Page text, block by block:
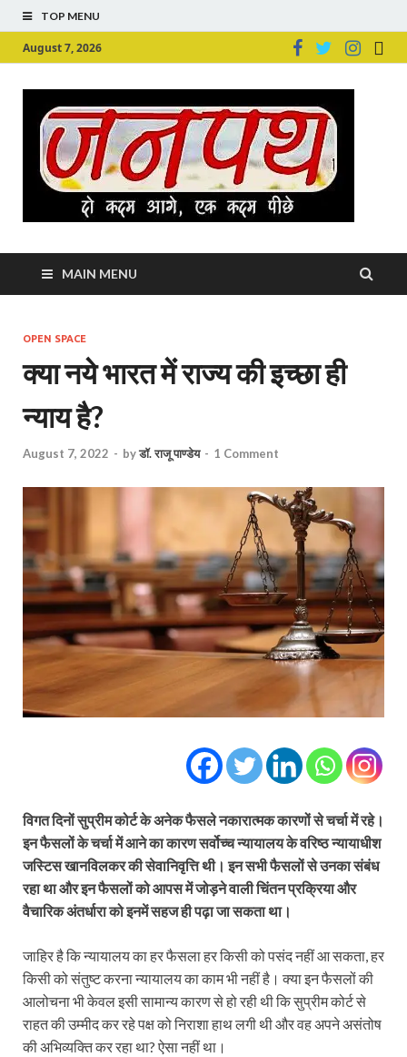
TOP MENU
August 7, 2026
MAIN MENU
OPEN SPACE
क्या नये भारत में राज्य की इच्छा ही
न्याय है?
August 7, 2022 - byडॉ. राजू पाण्डेय - 1 Comment
विगत दिनों सुप्रीम कोर्ट के अनेक फैसले नकारात्मक कारणों से चर्चा में रहे।
इन फैसलों के चर्चा में आने का कारण सर्वोच्च न्यायालय के वरिष्ठ न्यायाधीश
जस्टिस खानविलकर की सेवानिवृत्ति थी। इन सभी फैसलों से उनका संबंध
रहा था और इन फैसलों को आपस में जोड़ने वाली चिंतन प्रक्रिया और
वैचारिक अंतर्धारा को इनमें सहज ही पढ़ा जा सकता था।
जाहिर है कि न्यायालय का हर फैसला हर किसी को पसंद नहीं आ सकता, हर
किसी को संतुष्ट करना न्यायालय का काम भी नहीं है। क्या इन फैसलों की
आलोचना भी केवल इसी सामान्य कारण से हो रही थी कि सुप्रीम कोर्ट से
राहत की उम्मीद कर रहे पक्ष को निराशा हाथ लगी थी और वह अपने असंतोष
की अभिव्यक्ति कर रहा था? ऐसा नहीं था।